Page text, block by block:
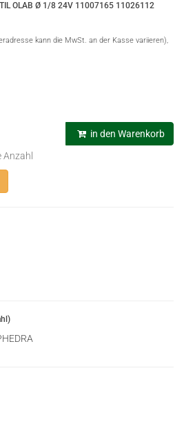
OLAB Ø 1/8 24V 11007165 11026112
kann die MwSt. an der Kasse variieren),
in den Warenkorb